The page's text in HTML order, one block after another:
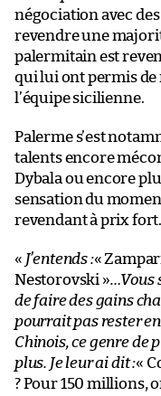
négociation avec
revendre une
palermitain est
qui lui ont permis
l’équipe sicilienne.
Palerme s’est
talents encore
Dybala ou encore
sensation du
revendant à prix fort.
« J’entends :«
Nestorovski »…Vous
de faire des gains
pourrait pas rester
Chinois, ce genre de
plus. Je leur ai dit :«
? Pour 150 millions,